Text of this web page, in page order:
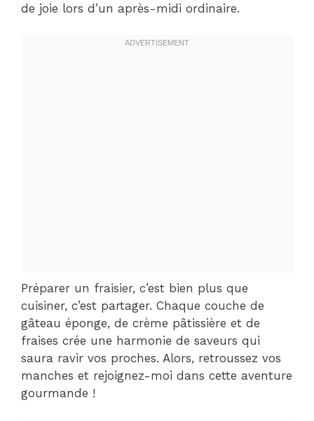
de joie lors d’un après-midi ordinaire.
Préparer un fraisier, c’est bien plus que
cuisiner, c’est partager. Chaque couche de
gâteau éponge, de crème pâtissière et de
fraises crée une harmonie de saveurs qui
saura ravir vos proches. Alors, retroussez vos
manches et rejoignez-moi dans cette aventure
gourmande !